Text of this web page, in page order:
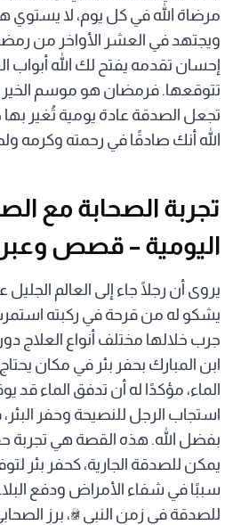
مرضاة الله في كل يوم، لا
ويجتهد في العشر الأواخر من
إحسان تقدمه يفتح لك الله أبواب
تتوقعها. فرمضان هو موسم الخير
تجعل الصدقة عادة يومية تُغير
الله أنك صادقًا في رحمته وكرمه
تجربة الصحابة مع
اليومية – قصص وعبر
يروى أن رجلًا جاء إلى العالم الجليل
يشكو له من قرحة في ركبته
جرب خلالها مختلف أنواع العلاج
ابن المبارك بحفر بئر في مكان
الماء، مؤكدًا له أن تدفق الماء قد
استجاب الرجل للنصيحة وحفر
بفضل الله. هذه القصة هي تجربة
يمكن للصدقة الجارية، كحفر بئر
سببًا في شفاء الأمراض ودفع
للصدقة في زمن النبي ﷺ، برز